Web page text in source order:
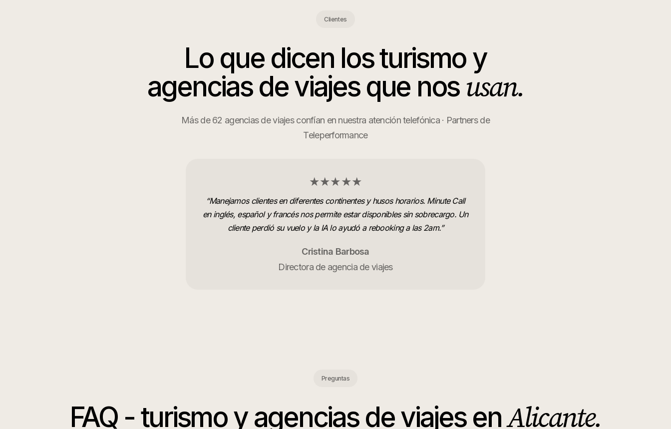
Clientes
Lo que dicen losturismo y
agencias de viajesque nos usan.
Más de 62 agencias de viajes confían en nuestra atención telefónica · Partners de
Teleperformance
★★★★★
“Manejamos clientes en diferentes continentes y husos horarios. Minute Call
en inglés, español y francés nos permite estar disponibles sin sobrecargo. Un
cliente perdió su vuelo y la IA lo ayudó a rebooking a las 2am.”
Cristina Barbosa
Directora de agencia de viajes
Preguntas
FAQ -turismo y agencias de viajesenAlicante.